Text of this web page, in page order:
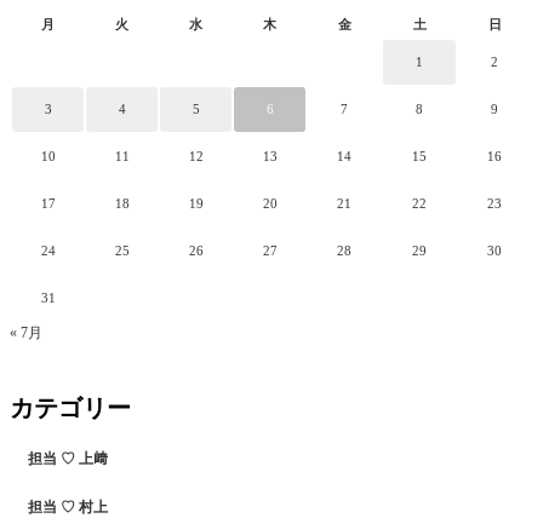
月 火 水 木 金 土 日
1 2
3 4 5 6 7 8 9
10 11 12 13 14 15 16
17 18 19 20 21 22 23
24 25 26 27 28 29 30
31
« 7月
カテゴリー
担当 ♡ 上﨑
担当 ♡ 村上